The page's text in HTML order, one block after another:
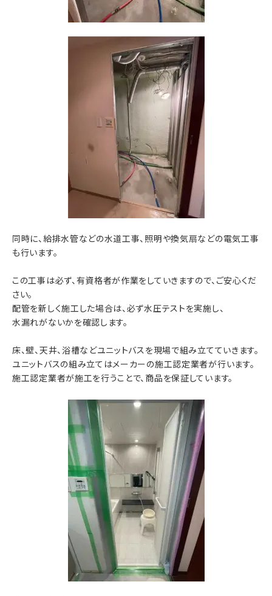
同時に、給排水管などの水道工事、照明や換気扇などの電気工事
も行います。
この工事は必ず、有資格者が作業をしていきますので、ご安心くだ
さい。
配管を新しく施工した場合は、必ず水圧テストを実施し、
水漏れがないかを確認します。
床、壁、天井、浴槽などユニットバスを現場で組み立てていきます。
ユニットバスの組み立てはメーカーの施工認定業者が行います。
施工認定業者が施工を行うことで、商品を保証しています。